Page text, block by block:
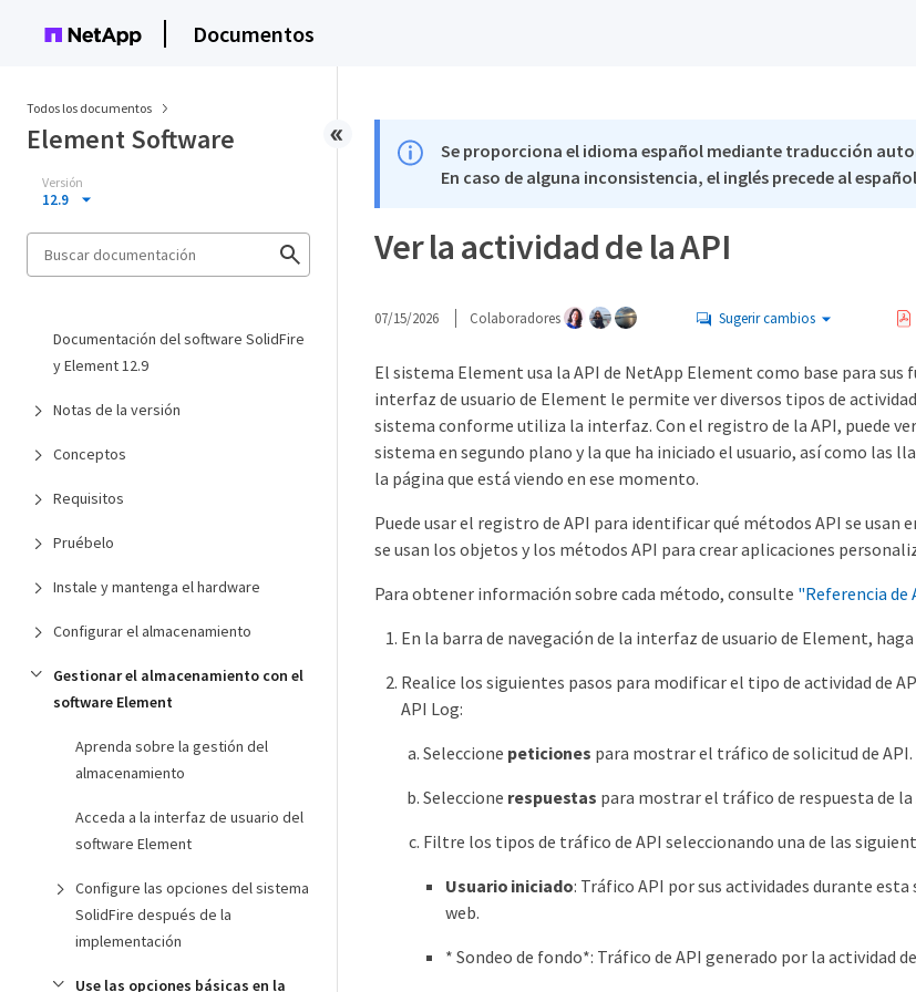
Documentos
Todos los documentos
Element Software
Versión
12.9
Documentación del software SolidFire
y Element 12.9
Notas de la versión
Conceptos
Requisitos
Pruébelo
Instale y mantenga el hardware
Configurar el almacenamiento
Gestionar el almacenamiento con el
software Element
Aprenda sobre la gestión del
almacenamiento
Acceda a la interfaz de usuario del
software Element
Configure las opciones del sistema
SolidFire después de la
implementación
Use las opciones básicas en la
Se proporciona el idioma español mediante traducción
En caso de alguna inconsistencia, el inglés precede al
Ver la actividad de la API
07/15/2026 Colaboradores Sugerir cambios
El sistema Element usa la API de NetApp Element como base para sus
interfaz de usuario de Element le permite ver diversos tipos de
sistema conforme utiliza la interfaz. Con el registro de la API, puede
sistema en segundo plano y la que ha iniciado el usuario, así como las
la página que está viendo en ese momento.
Puede usar el registro de API para identificar qué métodos API se usan
se usan los objetos y los métodos API para crear aplicaciones
Para obtener información sobre cada método, consulte "Referencia de
En la barra de navegación de la interfaz de usuario de Element,
Realice los siguientes pasos para modificar el tipo de actividad de
API Log:
Seleccione peticiones para mostrar el tráfico de solicitud de API.
Seleccione respuestas para mostrar el tráfico de respuesta de la
Filtre los tipos de tráfico de API seleccionando una de las
Usuario iniciado: Tráfico API por sus actividades durante
web.
* Sondeo de fondo*: Tráfico de API generado por la actividad